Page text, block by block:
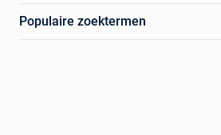
Populaire zoektermen